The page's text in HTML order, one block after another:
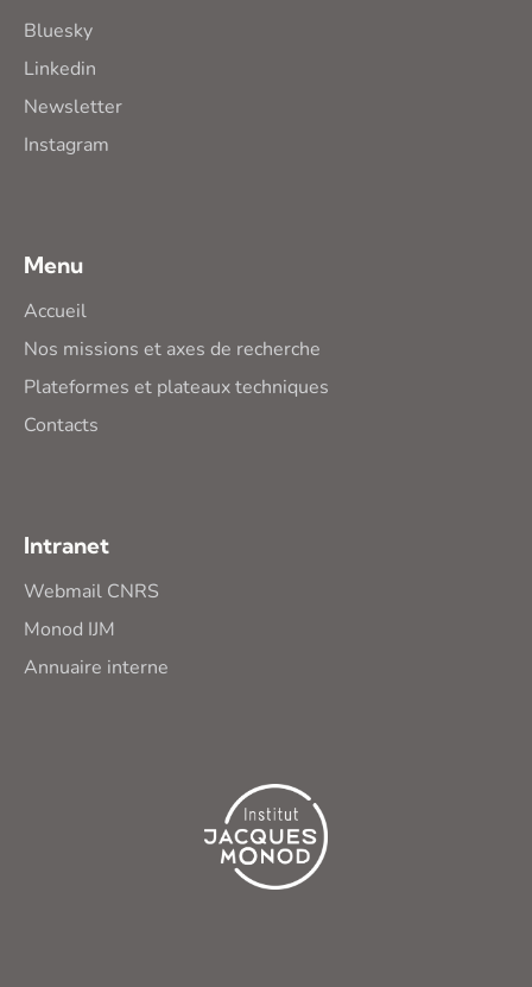
Bluesky
Linkedin
Newsletter
Instagram
Menu
Accueil
Nos missions et axes de recherche
Plateformes et plateaux techniques
Contacts
Intranet
Webmail CNRS
Monod IJM
Annuaire interne